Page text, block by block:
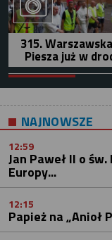
315.
Piesza już w
NAJNOWSZE
12:59
Jan Paweł II o
Europy...
12:15
Papież na „Anioł